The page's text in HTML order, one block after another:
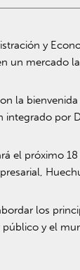
y
un mercado
la
integrado por
el próximo
los
y el